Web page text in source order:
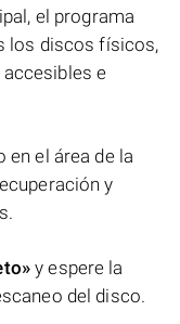
el programa
los discos físicos,
e
en el área de la
y
y espere la
del disco.